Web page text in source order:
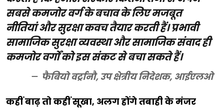
सबसे कमजोर वर्ग के बचाव के लिए मजबूत
नीतियां और सुरक्षा कवच तैयार करती हैं। प्रभावी
सामाजिक सुरक्षा व्यवस्था और सामाजिक संवाद ही
कमजोर वर्गों को इस संकट से बचा सकते हैं।
फैबियो वर्ट्रानौ, उप क्षेत्रीय निदेशक, आईएलओ
कहीं बाढ़ तो कहीं सूखा, अलग होंगे तबाही के मंजर